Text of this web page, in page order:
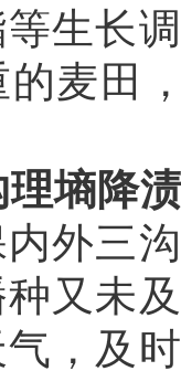
生长
麦田
理墒降
外三
又未
，及